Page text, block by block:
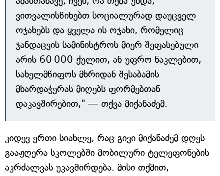
ვითვალისწინებთ სოციალურად დაუცველ
ოჯახებს და ყველა ის ოჯახი, რომელიც
ჯანდაცვის სამინისტროს მიერ შეფასებული
არის 60 000 ქულით, ან უფრო ნაკლებით,
სახელმწიფოს მხრიდან შესაბამის
მხარდაჭერას მიღებს ფორმებთან
დაკავშირებით," — თქვა მიქანაძემ.
კიდევ ერთი სიახლე, რაც გივი მიქანაძემ დღეს
გააჟღერა სკოლებში მობილური ტელეფონების
აკრძალვას უკავშირდება. მისი თქმით,